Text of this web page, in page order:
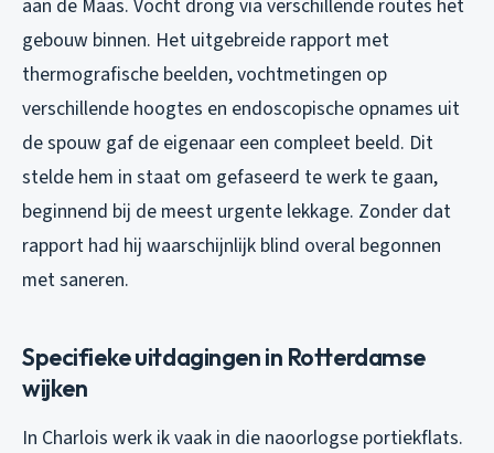
aan de Maas. Vocht drong via verschillende routes het
gebouw binnen. Het uitgebreide rapport met
thermografische beelden, vochtmetingen op
verschillende hoogtes en endoscopische opnames uit
de spouw gaf de eigenaar een compleet beeld. Dit
stelde hem in staat om gefaseerd te werk te gaan,
beginnend bij de meest urgente lekkage. Zonder dat
rapport had hij waarschijnlijk blind overal begonnen
met saneren.
Specifieke uitdagingen in Rotterdamse
wijken
In Charlois werk ik vaak in die naoorlogse portiekflats.